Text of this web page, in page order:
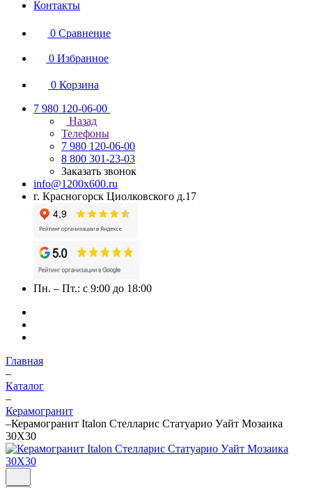
Контакты
0 Сравнение
0 Избранное
0 Корзина
7 980 120-06-00
Назад
Телефоны
7 980 120-06-00
8 800 301-23-03
Заказать звонок
info@1200x600.ru
г. Красногорск Циолковского д.17
Пн. – Пт.: с 9:00 до 18:00
Главная
–
Каталог
–
Керамогранит
–Керамогранит Italon Стелларис Статуарио Уайт Мозаика
30X30